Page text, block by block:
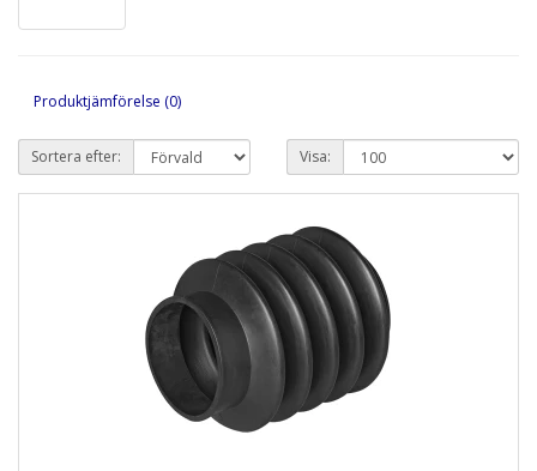
Produktjämförelse (0)
Sortera efter: Visa: